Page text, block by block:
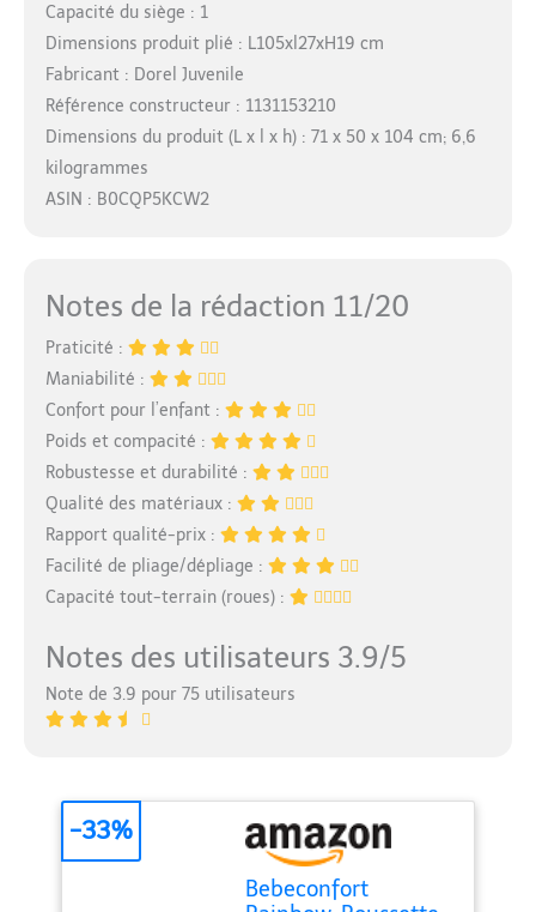
Capacité du siège : 1
Dimensions produit plié : L105xl27xH19 cm
Fabricant : Dorel Juvenile
Référence constructeur : 1131153210
Dimensions du produit (L x l x h) : 71 x 50 x 104 cm; 6,6
kilogrammes
ASIN : B0CQP5KCW2
Notes de la rédaction 11/20
Praticité :
Maniabilité :
Confort pour l’enfant :
Poids et compacité :
Robustesse et durabilité :
Qualité des matériaux :
Rapport qualité-prix :
Facilité de pliage/dépliage :
Capacité tout-terrain (roues) :
Notes des utilisateurs 3.9/5
Note de 3.9 pour 75 utilisateurs
Bebeconfort
-33%